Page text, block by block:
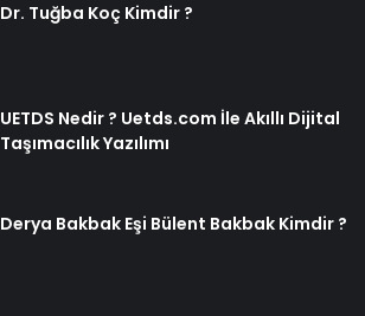
Dr. Tuğba Koç Kimdir ?
UETDS Nedir ? Uetds.com İle Akıllı Dijital
Taşımacılık Yazılımı
Derya Bakbak Eşi Bülent Bakbak Kimdir ?